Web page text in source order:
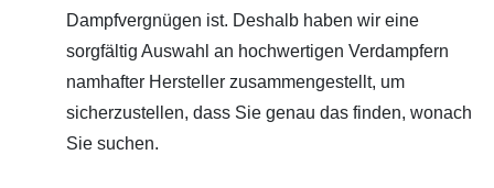
Dampfvergnügen ist. Deshalb haben wir eine
sorgfältig Auswahl an hochwertigen Verdampfern
namhafter Hersteller zusammengestellt, um
sicherzustellen, dass Sie genau das finden, wonach
Sie suchen.